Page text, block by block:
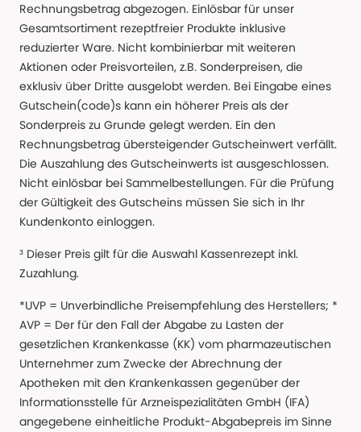
Rechnungsbetrag abgezogen. Einlösbar für unser
Gesamtsortiment rezeptfreier Produkte inklusive
reduzierter Ware. Nicht kombinierbar mit weiteren
Aktionen oder Preisvorteilen, z.B. Sonderpreisen, die
exklusiv über Dritte ausgelobt werden. Bei Eingabe eines
Gutschein(code)s kann ein höherer Preis als der
Sonderpreis zu Grunde gelegt werden. Ein den
Rechnungsbetrag übersteigender Gutscheinwert verfällt.
Die Auszahlung des Gutscheinwerts ist ausgeschlossen.
Nicht einlösbar bei Sammelbestellungen. Für die Prüfung
der Gültigkeit des Gutscheins müssen Sie sich in Ihr
Kundenkonto einloggen.
³ Dieser Preis gilt für die Auswahl Kassenrezept inkl.
Zuzahlung.
*UVP = Unverbindliche Preisempfehlung des Herstellers; *
AVP = Der für den Fall der Abgabe zu Lasten der
gesetzlichen Krankenkasse (KK) vom pharmazeutischen
Unternehmer zum Zwecke der Abrechnung der
Apotheken mit den Krankenkassen gegenüber der
Informationsstelle für Arzneispezialitäten GmbH (IFA)
angegebene einheitliche Produkt-Abgabepreis im Sinne